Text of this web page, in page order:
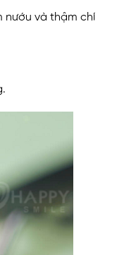
nướu và thậm chí